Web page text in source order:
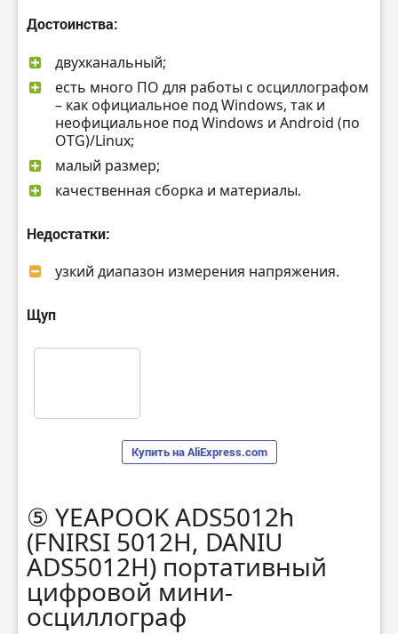
Достоинства:
двухканальный;
есть много ПО для работы с осциллографом
– как официальное под Windows, так и
неофициальное под Windows и Android (по
OTG)/Linux;
малый размер;
качественная сборка и материалы.
Недостатки:
узкий диапазон измерения напряжения.
Щуп
Купить на AliExpress.com
⑤ YEAPOOK ADS5012h
(FNIRSI 5012H, DANIU
ADS5012H) портативный
цифровой мини-
осциллограф